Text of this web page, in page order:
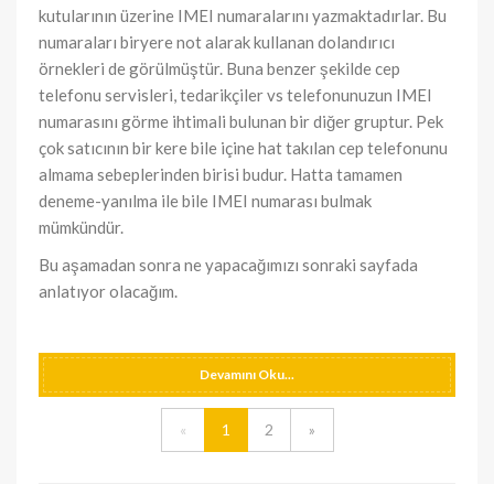
kutularının üzerine IMEI numaralarını yazmaktadırlar. Bu
numaraları biryere not alarak kullanan dolandırıcı
örnekleri de görülmüştür. Buna benzer şekilde cep
telefonu servisleri, tedarikçiler vs telefonunuzun IMEI
numarasını görme ihtimali bulunan bir diğer gruptur. Pek
çok satıcının bir kere bile içine hat takılan cep telefonunu
almama sebeplerinden birisi budur. Hatta tamamen
deneme-yanılma ile bile IMEI numarası bulmak
mümkündür.
Bu aşamadan sonra ne yapacağımızı sonraki sayfada
anlatıyor olacağım.
Devamını Oku...
« 1 2 »